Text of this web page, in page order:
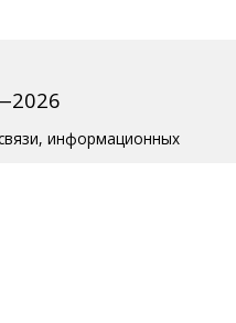
информационных